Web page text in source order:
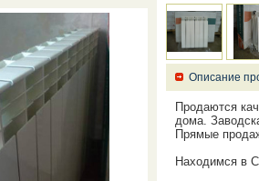
Описание
Продаются
дома.
Прямые
Находимся в